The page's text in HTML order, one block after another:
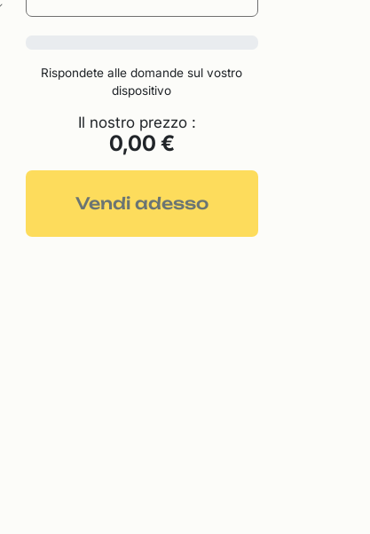
Rispondete alle domande sul vostro
dispositivo
Il nostro prezzo :
0,00 €
Vendi adesso